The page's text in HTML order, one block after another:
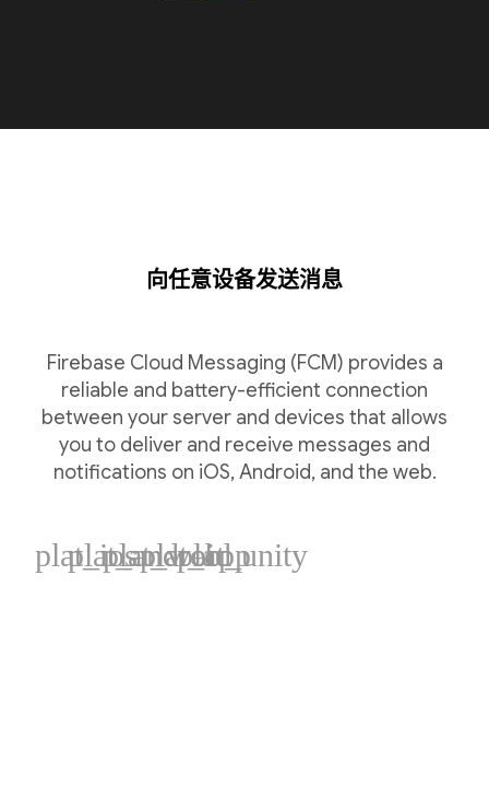
向任意设备发送消息
Firebase Cloud Messaging (FCM) provides a
reliable and battery-efficient connection
between your server and devices that allows
you to deliver and receive messages and
notifications on iOS, Android, and the web.
plat_ios
plat_android
plat_web
plat_cpp
plat_unity